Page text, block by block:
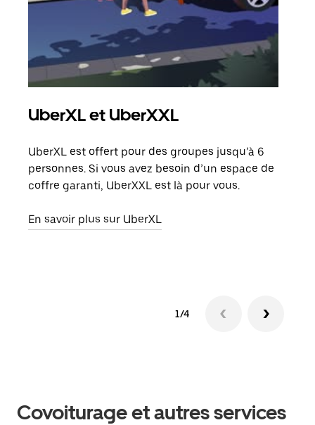
UberXL et UberXXL
UberXL est offert pour des groupes jusqu’à 6
personnes. Si vous avez besoin d’un espace de
coffre garanti, UberXXL est là pour vous.
En savoir plus sur UberXL
1/4
Covoiturage et autres services